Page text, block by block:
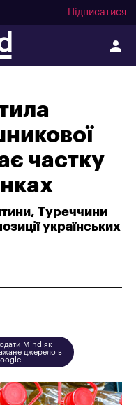
Підписатися
частку
Туреччини
українських
Mind як
джерело в